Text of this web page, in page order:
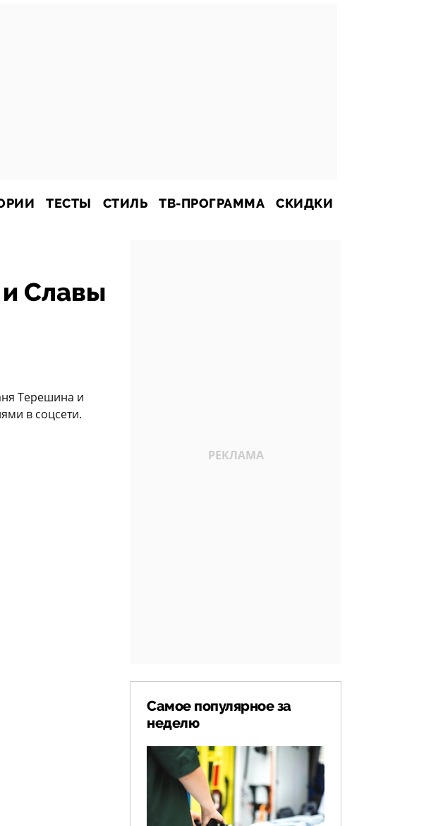
ТЕСТЫ СТИЛЬ ТВ-ПРОГРАММА СКИДКИ
Славы
Терешина и
в соцсети.
Самое популярное за
неделю